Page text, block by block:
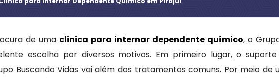
de uma clinica para internar dependente químico, o
escolha por diversos motivos. Em primeiro lugar, o
Buscando Vidas vai além dos tratamentos comuns. Por meio de